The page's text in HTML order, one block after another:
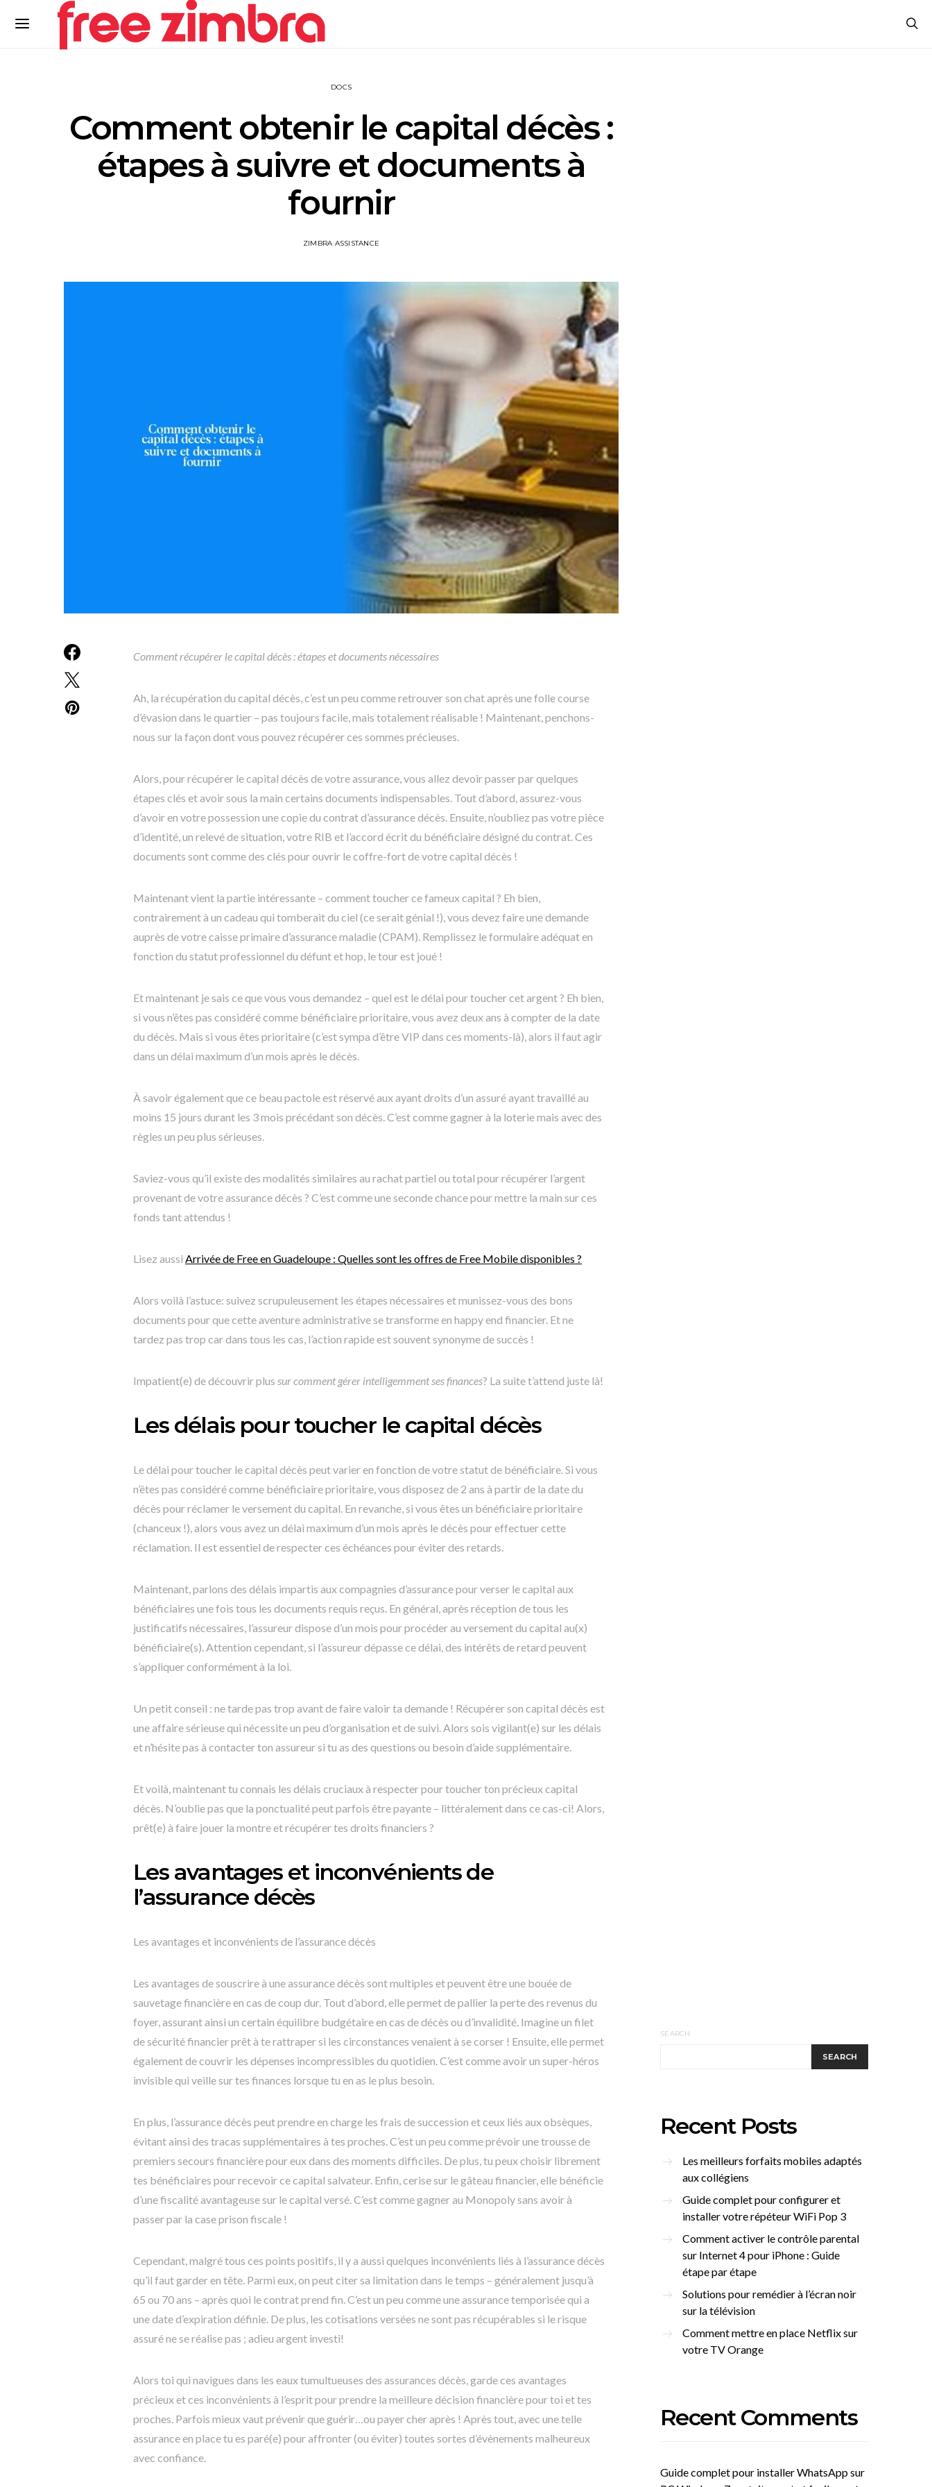
DOCS
Comment obtenir le capital décès :
étapes à suivre et documents à
fournir
ZIMBRA ASSISTANCE
Comment récupérer le capital décès : étapes et documents nécessaires
Ah, la récupération du capital décès, c’est un peu comme retrouver son chat après une folle course
d’évasion dans le quartier – pas toujours facile, mais totalement réalisable ! Maintenant, penchons-
nous sur la façon dont vous pouvez récupérer ces sommes précieuses.
Alors, pour récupérer le capital décès de votre assurance, vous allez devoir passer par quelques
étapes clés et avoir sous la main certains documents indispensables. Tout d’abord, assurez-vous
d’avoir en votre possession une copie du contrat d’assurance décès. Ensuite, n’oubliez pas votre pièce
d’identité, un relevé de situation, votre RIB et l’accord écrit du bénéficiaire désigné du contrat. Ces
documents sont comme des clés pour ouvrir le coffre-fort de votre capital décès !
Maintenant vient la partie intéressante – comment toucher ce fameux capital ? Eh bien,
contrairement à un cadeau qui tomberait du ciel (ce serait génial !), vous devez faire une demande
auprès de votre caisse primaire d’assurance maladie (CPAM). Remplissez le formulaire adéquat en
fonction du statut professionnel du défunt et hop, le tour est joué !
Et maintenant je sais ce que vous vous demandez – quel est le délai pour toucher cet argent ? Eh bien,
si vous n’êtes pas considéré comme bénéficiaire prioritaire, vous avez deux ans à compter de la date
du décès. Mais si vous êtes prioritaire (c’est sympa d’être VIP dans ces moments-là), alors il faut agir
dans un délai maximum d’un mois après le décès.
À savoir également que ce beau pactole est réservé aux ayant droits d’un assuré ayant travaillé au
moins 15 jours durant les 3 mois précédant son décès. C’est comme gagner à la loterie mais avec des
règles un peu plus sérieuses.
Saviez-vous qu’il existe des modalités similaires au rachat partiel ou total pour récupérer l’argent
provenant de votre assurance décès ? C’est comme une seconde chance pour mettre la main sur ces
fonds tant attendus !
Lisez aussi Arrivée de Free en Guadeloupe : Quelles sont les offres de Free Mobile disponibles ?
Alors voilà l’astuce: suivez scrupuleusement les étapes nécessaires et munissez-vous des bons
documents pour que cette aventure administrative se transforme en happy end financier. Et ne
tardez pas trop car dans tous les cas, l’action rapide est souvent synonyme de succès !
Impatient(e) de découvrir plus sur comment gérer intelligemment ses finances? La suite t’attend juste là!
Les délais pour toucher le capital décès
Le délai pour toucher le capital décès peut varier en fonction de votre statut de bénéficiaire. Si vous
n’êtes pas considéré comme bénéficiaire prioritaire, vous disposez de 2 ans à partir de la date du
décès pour réclamer le versement du capital. En revanche, si vous êtes un bénéficiaire prioritaire
(chanceux !), alors vous avez un délai maximum d’un mois après le décès pour effectuer cette
réclamation. Il est essentiel de respecter ces échéances pour éviter des retards.
Maintenant, parlons des délais impartis aux compagnies d’assurance pour verser le capital aux
bénéficiaires une fois tous les documents requis reçus. En général, après réception de tous les
justificatifs nécessaires, l’assureur dispose d’un mois pour procéder au versement du capital au(x)
bénéficiaire(s). Attention cependant, si l’assureur dépasse ce délai, des intérêts de retard peuvent
s’appliquer conformément à la loi.
Un petit conseil : ne tarde pas trop avant de faire valoir ta demande ! Récupérer son capital décès est
une affaire sérieuse qui nécessite un peu d’organisation et de suivi. Alors sois vigilant(e) sur les délais
et n’hésite pas à contacter ton assureur si tu as des questions ou besoin d’aide supplémentaire.
Et voilà, maintenant tu connais les délais cruciaux à respecter pour toucher ton précieux capital
décès. N’oublie pas que la ponctualité peut parfois être payante – littéralement dans ce cas-ci! Alors,
prêt(e) à faire jouer la montre et récupérer tes droits financiers ?
Les avantages et inconvénients de
l’assurance décès
Les avantages et inconvénients de l’assurance décès
Les avantages de souscrire à une assurance décès sont multiples et peuvent être une bouée de
sauvetage financière en cas de coup dur. Tout d’abord, elle permet de pallier la perte des revenus du
foyer, assurant ainsi un certain équilibre budgétaire en cas de décès ou d’invalidité. Imagine un filet
de sécurité financier prêt à te rattraper si les circonstances venaient à se corser ! Ensuite, elle permet
également de couvrir les dépenses incompressibles du quotidien. C’est comme avoir un super-héros
invisible qui veille sur tes finances lorsque tu en as le plus besoin.
En plus, l’assurance décès peut prendre en charge les frais de succession et ceux liés aux obsèques,
évitant ainsi des tracas supplémentaires à tes proches. C’est un peu comme prévoir une trousse de
premiers secours financière pour eux dans des moments difficiles. De plus, tu peux choisir librement
tes bénéficiaires pour recevoir ce capital salvateur. Enfin, cerise sur le gâteau financier, elle bénéficie
d’une fiscalité avantageuse sur le capital versé. C’est comme gagner au Monopoly sans avoir à
passer par la case prison fiscale !
Cependant, malgré tous ces points positifs, il y a aussi quelques inconvénients liés à l’assurance décès
qu’il faut garder en tête. Parmi eux, on peut citer sa limitation dans le temps – généralement jusqu’à
65 ou 70 ans – après quoi le contrat prend fin. C’est un peu comme une assurance temporisée qui a
une date d’expiration définie. De plus, les cotisations versées ne sont pas récupérables si le risque
assuré ne se réalise pas ; adieu argent investi!
Alors toi qui navigues dans les eaux tumultueuses des assurances décès, garde ces avantages
précieux et ces inconvénients à l’esprit pour prendre la meilleure décision financière pour toi et tes
proches. Parfois mieux vaut prévenir que guérir…ou payer cher après ! Après tout, avec une telle
assurance en place tu es paré(e) pour affronter (ou éviter) toutes sortes d’évènements malheureux
avec confiance.
SEARCH
SEARCH
Recent Posts
Les meilleurs forfaits mobiles adaptés
aux collégiens
Guide complet pour configurer et
installer votre répéteur WiFi Pop 3
Comment activer le contrôle parental
sur Internet 4 pour iPhone : Guide
étape par étape
Solutions pour remédier à l’écran noir
sur la télévision
Comment mettre en place Netflix sur
votre TV Orange
Recent Comments
Guide complet pour installer WhatsApp sur